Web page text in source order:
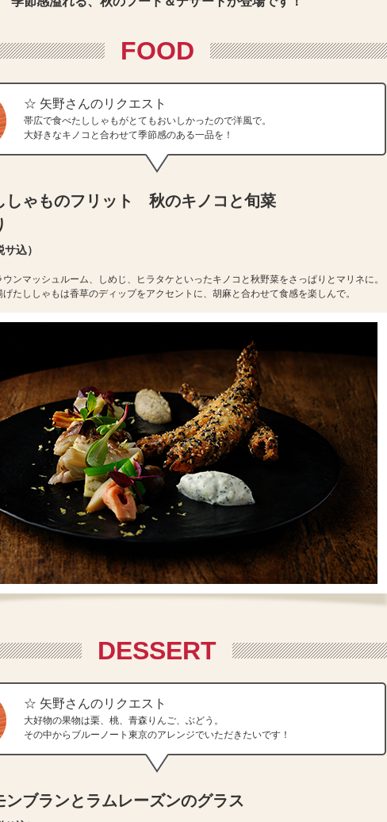
FOOD
☆ 矢野さんのリクエスト
帯広で食べたししゃもがとてもおいしかったので洋風で。
大好きなキノコと合わせて季節感のある一品を！
しゃものフリット 秋のキノコと旬菜
サ込）
ンマッシュルーム、しめじ、ヒラタケといったキノコと秋野菜をさっぱりとマリネに。
たししゃもは香草のディップをアクセントに、胡麻と合わせて食感を楽しんで。
DESSERT
☆ 矢野さんのリクエスト
大好物の果物は栗、桃、青森りんご、ぶどう。
その中からブルーノート東京のアレンジでいただきたいです！
ンブランとラムレーズンのグラス